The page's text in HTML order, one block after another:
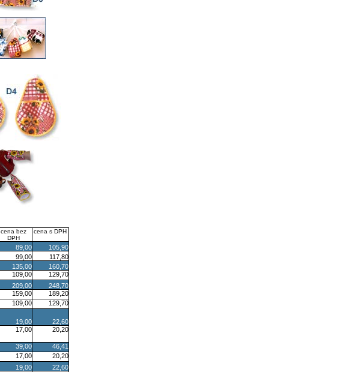
cena bez
DPH
cena s DPH
89,00
105,90
99,00
117,80
135,00
160,70
109,00
129,70
209,00
248,70
159,00
189,20
109,00
129,70
19,00
22,60
17,00 20,20
39,00
46,41
17,00
20,20
19,00 22,60